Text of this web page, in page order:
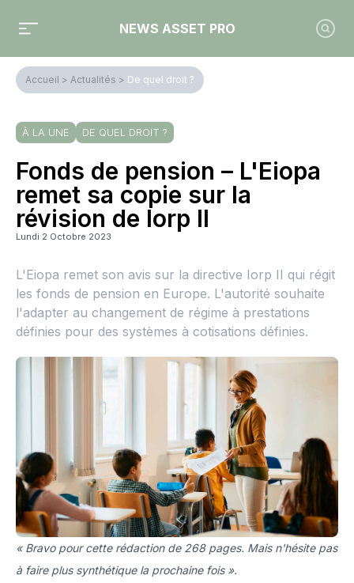
NEWS ASSET PRO
Accueil > Actualités > De quel droit ?
À LA UNE DE QUEL DROIT ?
Fonds de pension – L'Eiopa
remet sa copie sur la
révision de Iorp II
Lundi 2 Octobre 2023
L'Eiopa remet son avis sur la directive Iorp II qui régit
les fonds de pension en Europe. L'autorité souhaite
l'adapter au changement de régime à prestations
définies pour des systèmes à cotisations définies.
« Bravo pour cette rédaction de 268 pages. Mais n'hésite pas
à faire plus synthétique la prochaine fois ».